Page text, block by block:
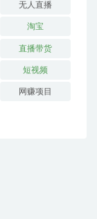
无人直播
淘宝
直播带货
短视频
网赚项目